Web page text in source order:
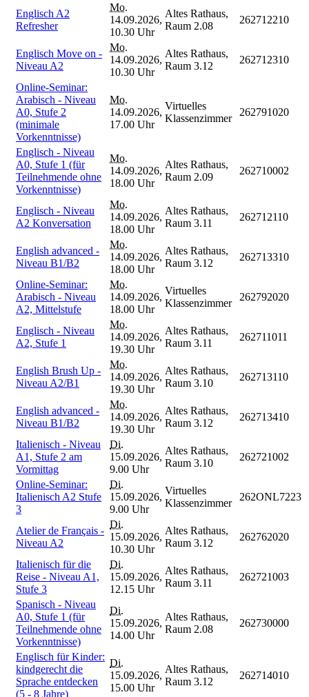
Englisch A2
Refresher
Mo.
14.09.2026,
10.30 Uhr
Altes Rathaus,
Raum 2.08
262712210
Englisch Move on -
Niveau A2
Mo.
14.09.2026,
10.30 Uhr
Altes Rathaus,
Raum 3.12
262712310
Online-Seminar:
Arabisch - Niveau
A0, Stufe 2
(minimale
Vorkenntnisse)
Mo.
14.09.2026,
17.00 Uhr
Virtuelles
Klassenzimmer
262791020
Englisch - Niveau
A0, Stufe 1 (für
Teilnehmende ohne
Vorkenntnisse)
Mo.
14.09.2026,
18.00 Uhr
Altes Rathaus,
Raum 2.09
262710002
Englisch - Niveau
A2 Konversation
Mo.
14.09.2026,
18.00 Uhr
Altes Rathaus,
Raum 3.11
262712110
English advanced -
Niveau B1/B2
Mo.
14.09.2026,
18.00 Uhr
Altes Rathaus,
Raum 3.12
262713310
Online-Seminar:
Arabisch - Niveau
A2, Mittelstufe
Mo.
14.09.2026,
18.00 Uhr
Virtuelles
Klassenzimmer
262792020
Englisch - Niveau
A2, Stufe 1
Mo.
14.09.2026,
19.30 Uhr
Altes Rathaus,
Raum 3.11
262711011
English Brush Up -
Niveau A2/B1
Mo.
14.09.2026,
19.30 Uhr
Altes Rathaus,
Raum 3.10
262713110
English advanced -
Niveau B1/B2
Mo.
14.09.2026,
19.30 Uhr
Altes Rathaus,
Raum 3.12
262713410
Italienisch - Niveau
A1, Stufe 2 am
Vormittag
Di.
15.09.2026,
9.00 Uhr
Altes Rathaus,
Raum 3.10
262721002
Online-Seminar:
Italienisch A2 Stufe
3
Di.
15.09.2026,
9.00 Uhr
Virtuelles
Klassenzimmer
262ONL7223
Atelier de Français -
Niveau A2
Di.
15.09.2026,
10.30 Uhr
Altes Rathaus,
Raum 3.12
262762020
Italienisch für die
Reise - Niveau A1,
Stufe 3
Di.
15.09.2026,
12.15 Uhr
Altes Rathaus,
Raum 3.11
262721003
Spanisch - Niveau
A0, Stufe 1 (für
Teilnehmende ohne
Vorkenntnisse)
Di.
15.09.2026,
14.00 Uhr
Altes Rathaus,
Raum 2.08
262730000
Englisch für Kinder:
kindgerecht die
Sprache entdecken
(5 - 8 Jahre)
Di.
15.09.2026,
15.00 Uhr
Altes Rathaus,
Raum 3.12
262714010